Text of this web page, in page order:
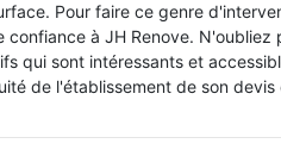
Pour faire ce genre
confiance à JH Renove. N'oubliez
qui sont intéressants et
de l'établissement de son devis